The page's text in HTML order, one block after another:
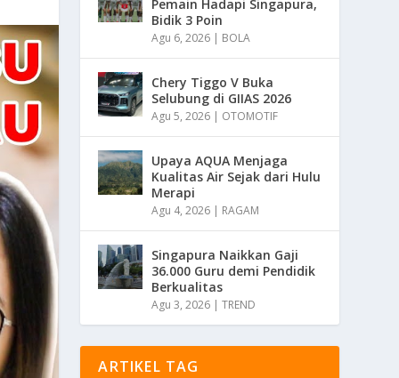
Pemain Hadapi Singapura,
Bidik 3 Poin
Agu 6, 2026 | BOLA
Chery Tiggo V Buka
Selubung di GIIAS 2026
Agu 5, 2026 | OTOMOTIF
Upaya AQUA Menjaga
Kualitas Air Sejak dari Hulu
Merapi
Agu 4, 2026 | RAGAM
Singapura Naikkan Gaji
36.000 Guru demi Pendidik
Berkualitas
Agu 3, 2026 |TREND
ARTIKEL TAG